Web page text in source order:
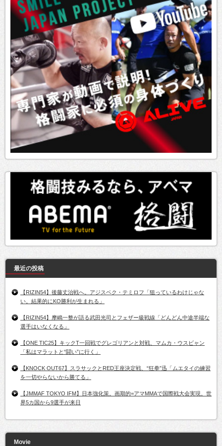
最近の投稿
【RIZIN54】後藤丈治戦へ。アジスベク・テミロフ「狙っているわけじゃな
い。結果的にKO勝利が生まれる」
【RIZIN54】摩嶋一整が語る武田光司とフェザー級戦線「どんどん中途半端な
選手はいなくなる」
【ONE TIC25】キックT一回戦でグレゴリアンと対戦、マムカ・ウスビャン
「私はマラットと“闘い”に行く」
【KNOCK OUT67】スラサックとRED王座決定戦、“狂拳”迅「ムエタイの練習
を一切やらないから勝てる」
【JMMAF TOKYO IFM】日本強化策。画期的=アマMMAで国際戦大会実現。世
界5カ国から9選手が来日
Movie